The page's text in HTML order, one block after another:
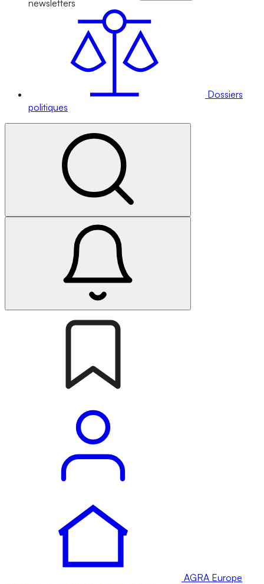
newsletters
Dossiers
politiques
AGRA Europe